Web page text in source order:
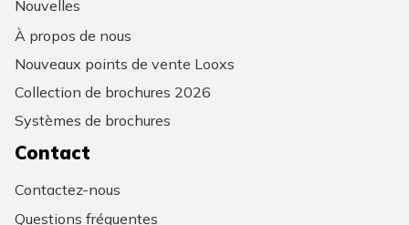
Nouvelles
À propos de nous
Nouveaux points de vente Looxs
Collection de brochures 2026
Systèmes de brochures
Contact
Contactez-nous
Questions fréquentes